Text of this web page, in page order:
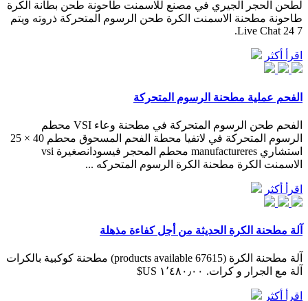
لطحن الحجر الجيري في مصنع للاسمنت طاحونة طحن بطانة الكرة
طاحونة مطحنة الاسمنت الكرة طحن الرسوم المتحركة ذروته ويتم
7 24 Live Chat.
اقرأ أكثر
الفحم عملية مطحنة الرسوم المتحركة
الفحم طحن الرسوم المتحركة في مطحنة وعاء VSI محطم
الرسوم المتحركة في لاتفيا محطة الفحم المسحوق محطم 40 × 25
استشاري manufactureres محطم المحجر فيسودانصغيرة vsi
الاسمنت الكرة مطحنة الكرة الرسوم المتحركه ...
اقرأ أكثر
آلة مطحنة الكرة الحديثة من أجل كفاءة مذهلة
آلة مطحنة الكرة (67615 products available) مطحنة كوكبية بالكرات
آلة مع الجرار و كرات. ١٬٤٨٠٫٠٠ US$
اقرأ أكثر